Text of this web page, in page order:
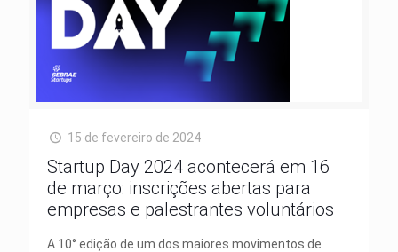
15 de fevereiro de 2024
Startup Day 2024 acontecerá em 16
de março: inscrições abertas para
empresas e palestrantes voluntários
A 10° edição de um dos maiores movimentos de